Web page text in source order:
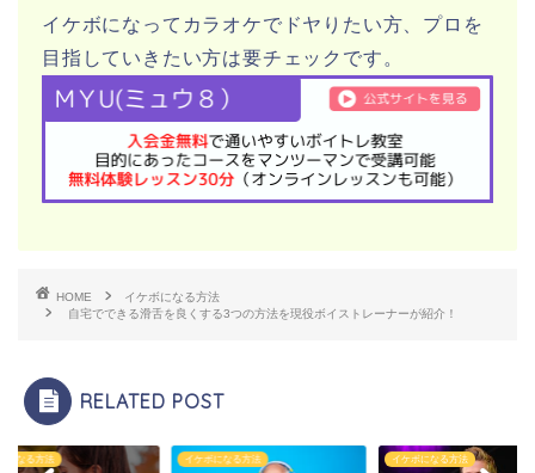
イケボになってカラオケでドヤりたい方、プロを
目指していきたい方は要チェックです。
HOME
イケボになる方法
自宅でできる滑舌を良くする3つの方法を現役ボイストレーナーが紹介！
RELATED POST
になる方法 イケボになる方法 イケボになる方法